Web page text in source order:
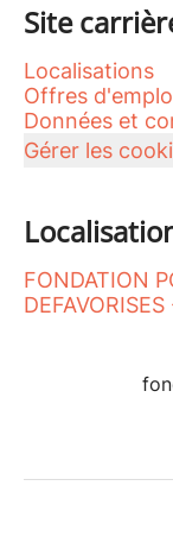
Site
Localisations
Offres
Données et
Gérer les
FONDATION